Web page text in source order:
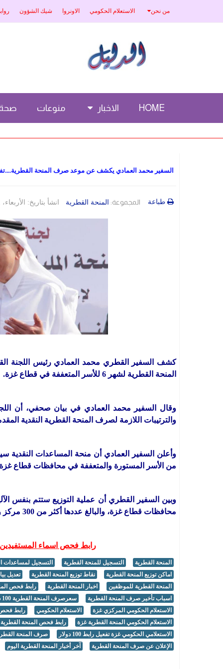
من نحن الاستعلام الحكومي الاونروا شيك الشؤون
HOME الاخبار منوعات
السفير محمد العمادي يكشف عن موعد صرف المنحة
المجموعة: المنحة القطرية انشأ بتاريخ: الأربعاء، 31 أيار 2023 20:43 طباعة
كشف السفير القطري محمد العمادي رئيس اللجنة
المنحة القطرية لشهر 6 للأسر المتعففة في قطاع غزة.
وقال السفير محمد العمادي في بيان صحفي، أن
والترتيبات اللازمة لصرف المنحة القطرية النقدية
من الأسر المستورة والمتعففة في محافظات قطاع غزة بواقع 100 دولار
وبين السفير القطري أن عملية التوزيع ستتم بنفس
محافظات قطاع غزة، والبالغ عددها أكثر من 300 مركز ومحل تجاري.
رابط فحص اسماء
المنحة القطرية التسجيل للمنحة القطرية التسجيل لمساعدات
اماكن توزيع المنحة القطرية
نقاط توزيع المنحة القطرية تعديل
المنحة القطرية للموظفين
اخبار المنحة القطرية رابط فحص المنحة
اسباب تأخير صرف المنحة القطرية
سعرصرف المنحة القطرية 100 دولار بالشيكل
الاستعلام الحكومي المركزي غزة
الاستعلام الحكومي
رابط فحص
الاستعلام الحكومي المنحة القطرية غزة
رابط فحص المنحة القطرية 100
الاستعلامي الحكومي غزة تفعيل رابط 100 دولار
صرف المنحة
الإعلان عن صرف المنحة القطرية
آخر أخبار المنحة القطرية اليوم